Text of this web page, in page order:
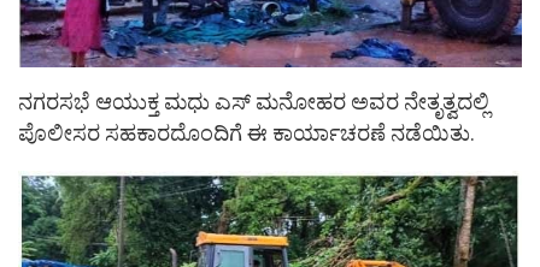
ನಗರಸಭೆ ಆಯುಕ್ತ ಮಧು ಎಸ್ ಮನೋಹರ ಅವರ ನೇತೃತ್ವದಲ್ಲಿ
ಪೊಲೀಸರ ಸಹಕಾರದೊಂದಿಗೆ ಈ ಕಾರ್ಯಾಚರಣೆ ನಡೆಯಿತು.